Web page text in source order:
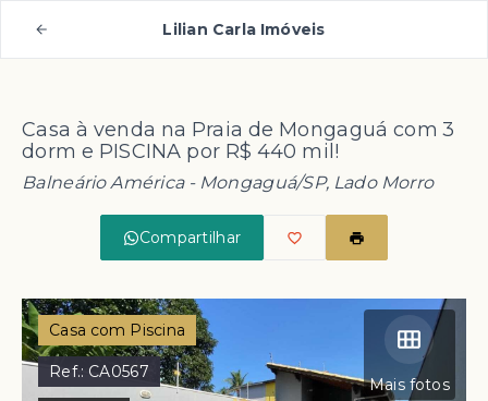
Lilian Carla Imóveis
Casa à venda na Praia de Mongaguá com 3
dorm e PISCINA por R$ 440 mil!
Balneário América - Mongaguá/SP, Lado Morro
Compartilhar
Mais fotos
Casa com Piscina
Ref.: CA0567